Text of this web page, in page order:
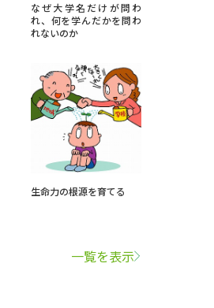
なぜ大学名だけが問わ
れ、何を学んだかを問わ
れないのか
生命力の根源を育てる
一覧を表示